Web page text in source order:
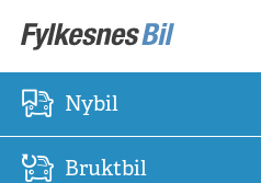
Nybil
Bruktbil